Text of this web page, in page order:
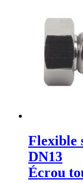
Flexible
DN13
Écrou